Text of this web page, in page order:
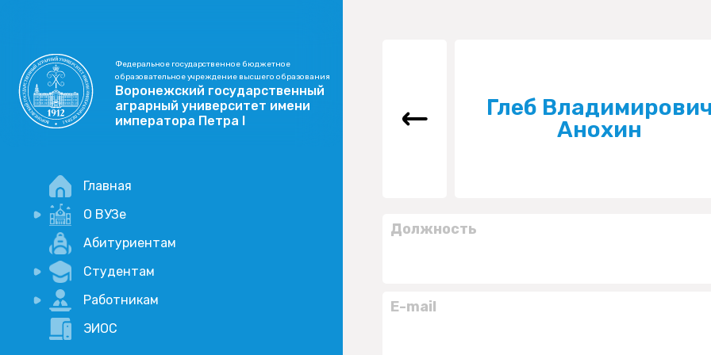
Федеральное государственное бюджетное
образовательное учреждение высшего образования
Воронежский государственный
аграрный университет имени
императора Петра I
Главная
О ВУЗе
Новости
Учебный процесс
Научная деятельность
Абитуриентам
Студентам
Портал дистанционого обучения
Академические отпуска
Работникам
Внимание, опрос!
ЭИОС
Глеб Владимирович
Анохин
Должность
E-mail